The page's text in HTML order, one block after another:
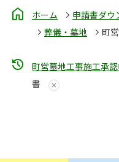
ホーム 申請書ダウ
葬儀・墓地
町
町営墓地工事施工承
書